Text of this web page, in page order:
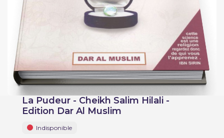
La Pudeur - Cheikh Salim Hilali -
Edition Dar Al Muslim
Indisponible